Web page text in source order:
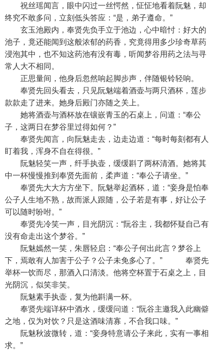
祝丝瑶闻言，眼中闪过一丝愕然，怔怔地看着阮魅，却
终究不敢多问，立刻低头答应：“是，弟子遵命。”
玄玉池殿内，奉贤先负手立于池边，心中暗忖：好大的
池子，竟还能闻到这般浓郁的药香，究竟得用多少珍奇草药
浸泡其中，也不知这药池有没有毒，听闻梦谷用药之法与寻
常人大不相同。
正思量间，他身后忽然响起脚步声，伴随银铃轻响。
奉贤先回头看去，只见阮魅端着酒壶与两只酒杯，莲步
款款走了进来。她身后殿门亦随之关上。
她将酒壶与酒杯放在镶嵌青玉的石桌上，问道：“奉公
子，这两日在梦谷里过得如何？”
奉贤先闻言，向阮魅走去，边走边道：“每时每刻都有人
盯着我，浑身不自在得很。”
阮魅轻笑一声，纤手执壶，缓缓斟了两杯清酒。她将其
中一杯慢慢推到奉贤先面前，柔声道：“奉公子请坐。”
奉贤先大大方方坐下。阮魅举起酒杯，道：“妾身是怕奉
公子人生地不熟，故而派人跟随，公子若是有事，好让公子
可以随时吩咐。”
奉贤先冷笑一声，目光阴沉：“阮谷主，我都怀疑自己有
没有命走出这个梦谷。”
阮魅嫣然一笑，朱唇轻启：“奉公子何出此言？梦谷上
下，焉敢有人加害于公子？公子未免多心了。” 奉贤先
举杯一饮而尽，那酒入口清淡。他将空杯置于石桌之上，目
光阴沉，似笑非笑。
阮魅素手执壶，复为他斟满一杯。
奉贤先端详杯中酒水，缓缓问道：“阮谷主邀我入此幽僻
之地，仅为对饮？只是这酒味清寡，不合我口味。”
阮魅秋波微转，道：“妾身特意请公子来此，实有一事相
求。”